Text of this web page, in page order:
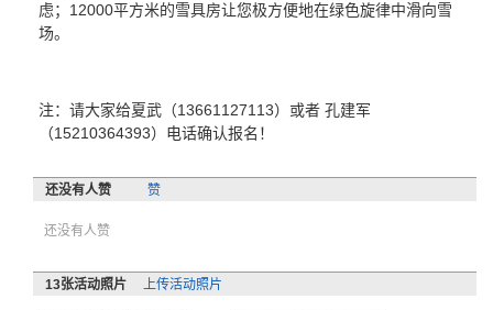
虑；12000平方米的雪具房让您极方便地在绿色旋律中滑向雪
场。
注：请大家给夏武（13661127113）或者 孔建军
（15210364393）电话确认报名！
还没有人赞 赞
还没有人赞
13张活动照片 上传活动照片